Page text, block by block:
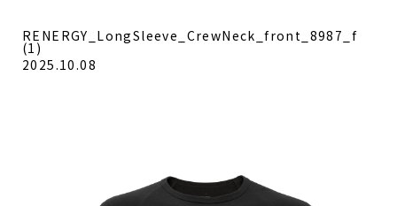
RENERGY_LongSleeve_CrewNeck_front_8987_f
(1)
2025.10.08